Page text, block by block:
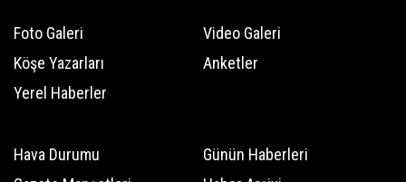
Foto Galeri
Video Galeri
Köşe Yazarları
Anketler
Yerel Haberler
Hava Durumu
Günün Haberleri